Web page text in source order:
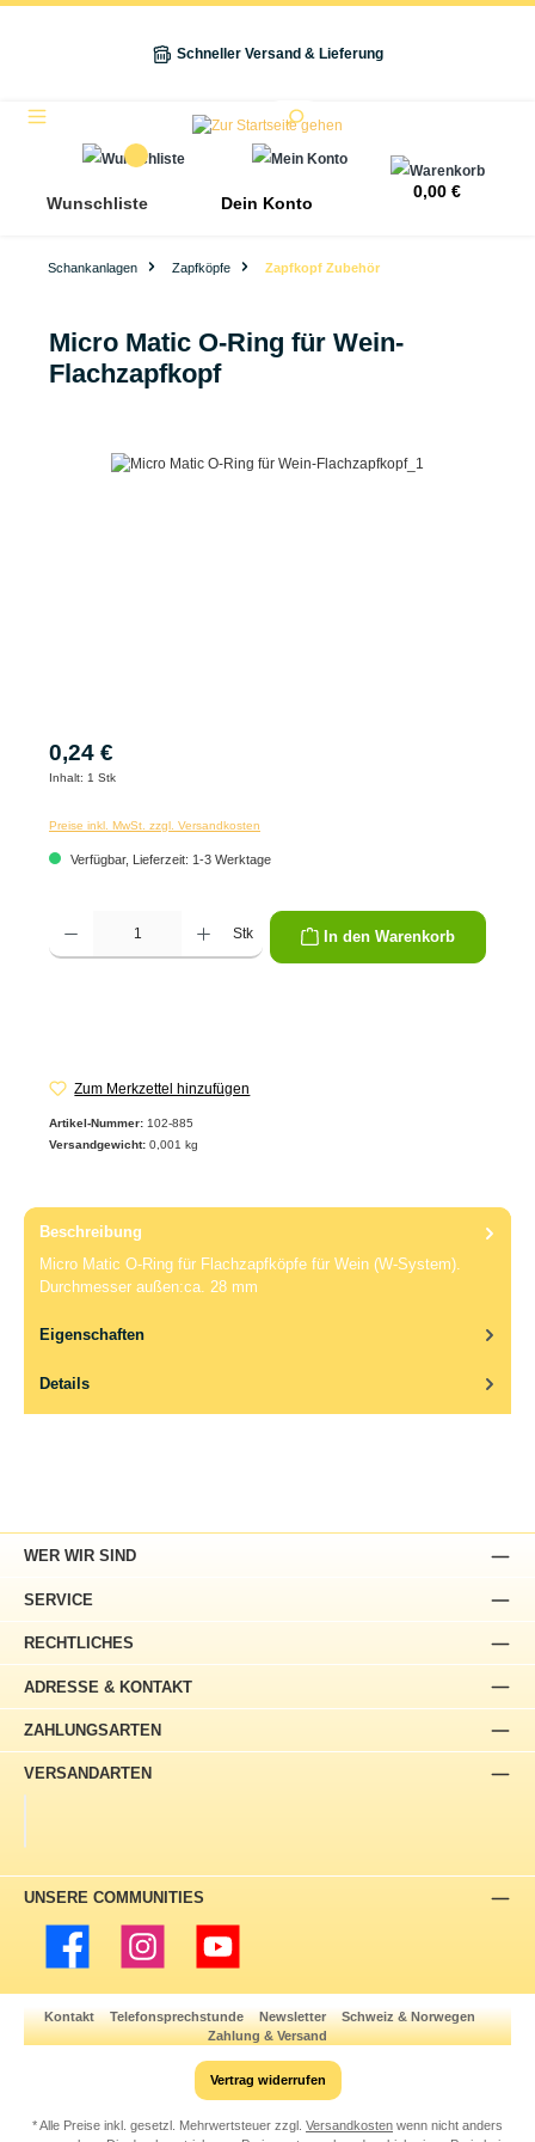
Schneller Versand & Lieferung
Wunschliste Dein Konto
0,00 €
Schankanlagen Zapfköpfe Zapfkopf Zubehör
Micro Matic O-Ring für Wein-
Flachzapfkopf
Bildergalerie überspringen
0,24 €
Inhalt: 1 Stk
Preise inkl. MwSt. zzgl. Versandkosten
Verfügbar, Lieferzeit: 1-3 Werktage
Produkt Anzahl: Gib den gewünschten Wert ein oder benutze die Schaltflächen um
Stk In den Warenkorb
Zum Merkzettel hinzufügen
Artikel-Nummer: 102-885
Versandgewicht: 0,001 kg
Beschreibung
Micro Matic O-Ring für Flachzapfköpfe für Wein (W-System).
Durchmesser außen:ca. 28 mm
Eigenschaften
Details
ADRESSE & KONTAKT
WER WIR SIND
SERVICE
RECHTLICHES
ZAHLUNGSARTEN
VERSANDARTEN
UNSERE COMMUNITIES
Facebook Instagram YouTube
Kontakt Telefonsprechstunde Newsletter
Schweiz & Norwegen
Zahlung & Versand
Vertrag widerrufen
* Alle Preise inkl. gesetzl. Mehrwertsteuer zzgl. Versandkosten wenn nicht anders